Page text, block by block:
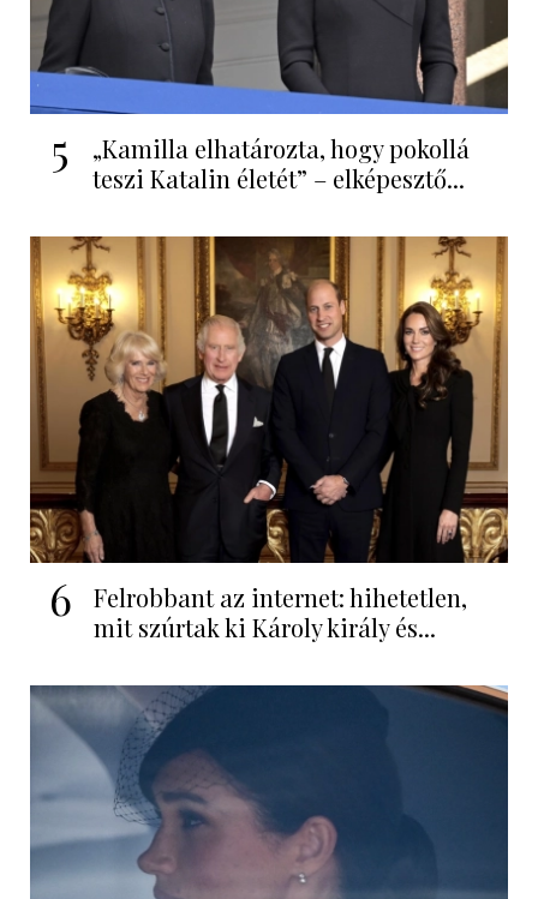
5
„Kamilla elhatározta, hogy pokollá
teszi Katalin életét” – elképesztő...
6
Felrobbant az internet: hihetetlen,
mit szúrtak ki Károly király és...